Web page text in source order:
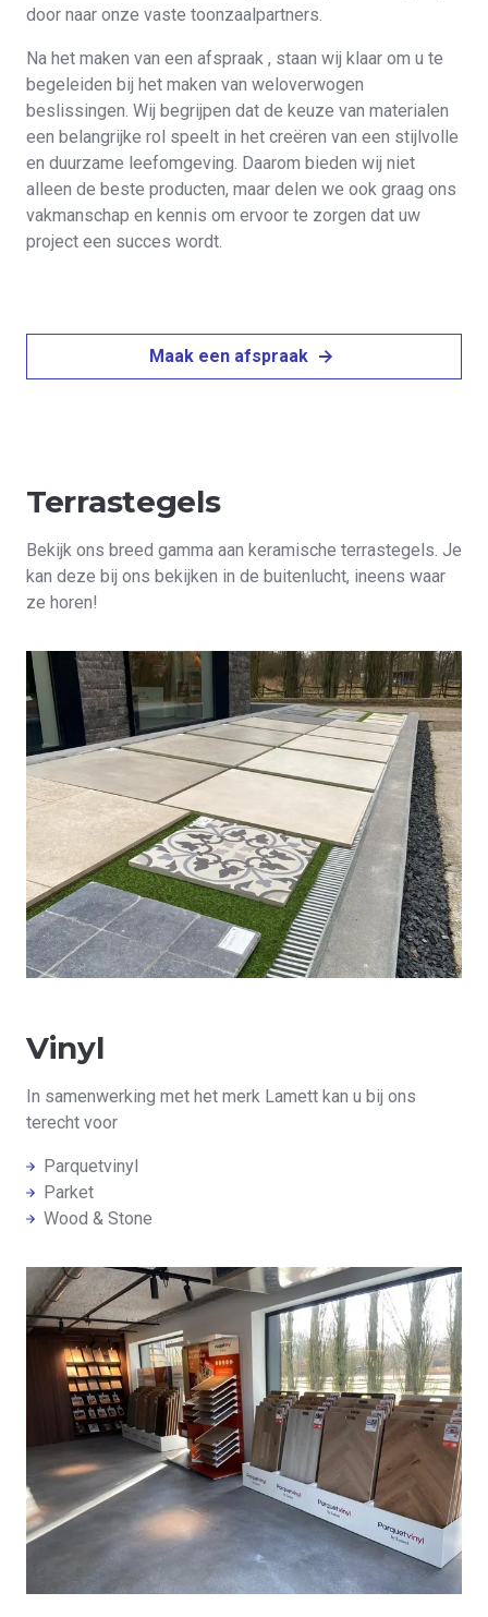
door naar onze vaste toonzaalpartners.
Na het maken van een afspraak , staan wij klaar om u te
begeleiden bij het maken van weloverwogen
beslissingen. Wij begrijpen dat de keuze van materialen
een belangrijke rol speelt in het creëren van een stijlvolle
en duurzame leefomgeving. Daarom bieden wij niet
alleen de beste producten, maar delen we ook graag ons
vakmanschap en kennis om ervoor te zorgen dat uw
project een succes wordt.
Maak een afspraak
Terrastegels
Bekijk ons breed gamma aan keramische terrastegels. Je
kan deze bij ons bekijken in de buitenlucht, ineens waar
ze horen!
Vinyl
In samenwerking met het merk Lamett kan u bij ons
terecht voor
Parquetvinyl
Parket
Wood & Stone